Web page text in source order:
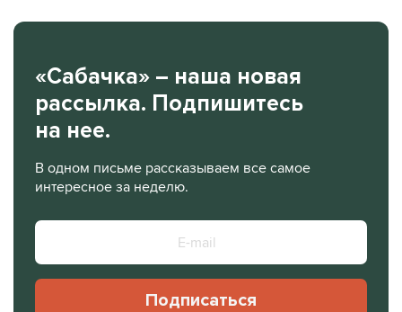
«Сабачка» – наша новая
рассылка. Подпишитесь
на нее.
В одном письме рассказываем все самое
интересное за неделю.
Подписаться